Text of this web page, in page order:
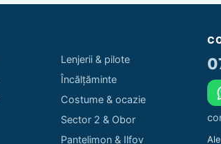
Lenjerii & pilote
Încălțăminte
Costume & ocazie
Sector 2 & Obor
Pantelimon & Ilfov